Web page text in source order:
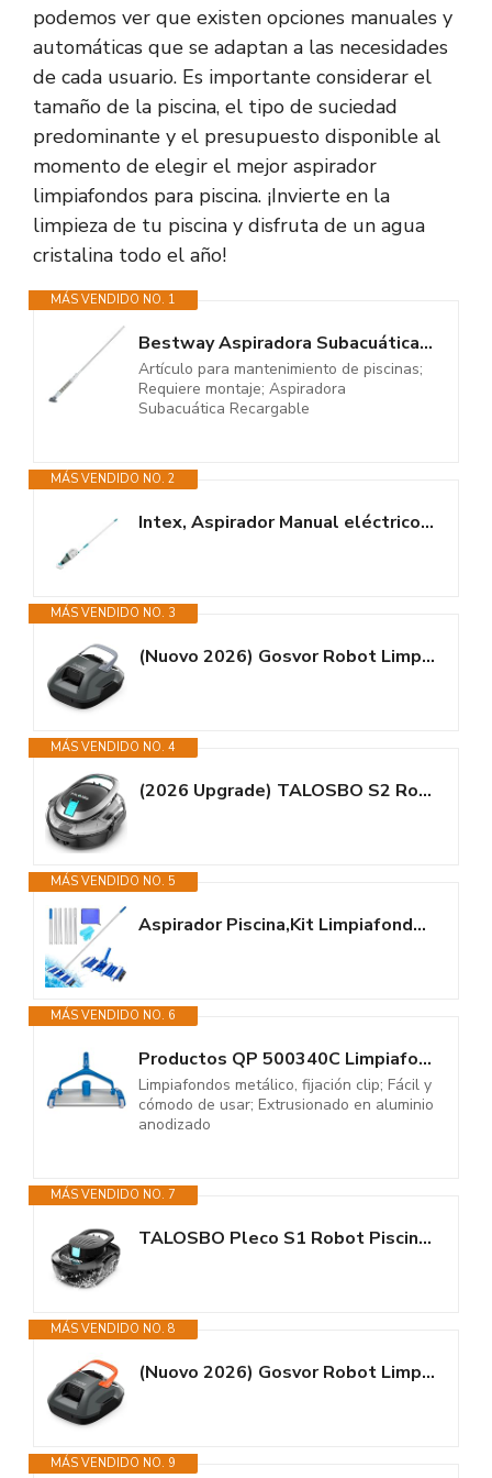
podemos ver que existen opciones manuales y
automáticas que se adaptan a las necesidades
de cada usuario. Es importante considerar el
tamaño de la piscina, el tipo de suciedad
predominante y el presupuesto disponible al
momento de elegir el mejor aspirador
limpiafondos para piscina. ¡Invierte en la
limpieza de tu piscina y disfruta de un agua
cristalina todo el año!
MÁS VENDIDO NO. 1
Bestway Aspiradora Subacuática Recargable
Artículo para mantenimiento de piscinas;
Requiere montaje; Aspiradora
Subacuática Recargable
MÁS VENDIDO NO. 2
Intex, Aspirador Manual eléctrico ZR100, Spas y Piscinas hasta 5,49m,...
MÁS VENDIDO NO. 3
(Nuovo 2026) Gosvor Robot Limpiafondos Piscina Inalámbrico - Aspirador...
MÁS VENDIDO NO. 4
(2026 Upgrade) TALOSBO S2 Robot Piscina,Doble Filtración, Doble Motor...
MÁS VENDIDO NO. 5
Aspirador Piscina,Kit Limpiafondos Piscina Manual,Limpiafondos...
MÁS VENDIDO NO. 6
Productos QP 500340C Limpiafondos Metálico, Limpiador Manual de Piscinas,...
Limpiafondos metálico, fijación clip; Fácil y
cómodo de usar; Extrusionado en aluminio
anodizado
MÁS VENDIDO NO. 7
TALOSBO Pleco S1 Robot Piscina, Doble Motor Limpiafondos Piscina Sin Cable,...
MÁS VENDIDO NO. 8
(Nuovo 2026) Gosvor Robot Limpiafondos Piscina Inalámbrico - Aspirador...
MÁS VENDIDO NO. 9